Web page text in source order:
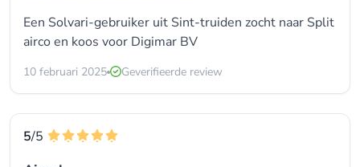
Een Solvari-gebruiker uit Sint-truiden zocht naar Split
airco en koos voor Digimar BV
10 februari 2025 Geverifieerde review
5/5